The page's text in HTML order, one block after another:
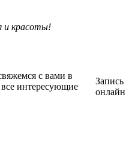
и красоты!
с вами в
интересующие
Запись
онлайн